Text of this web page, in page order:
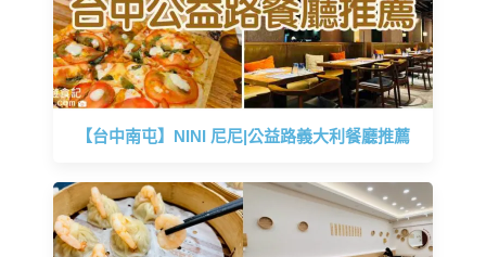
【台中南屯】NINI 尼尼|公益路義大利餐廳推薦